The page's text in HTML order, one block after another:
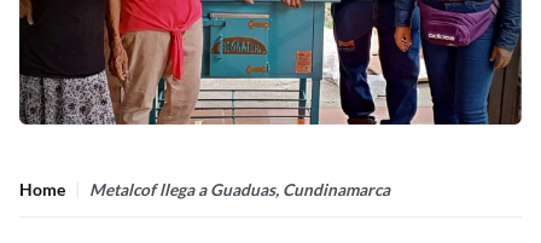
Home Metalcof llega a Guaduas, Cundinamarca